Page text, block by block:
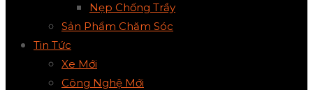
Nẹp Chống Trầy
Sản Phẩm Chăm Sóc
Tin Tức
Xe Mới
Công Nghệ Mới